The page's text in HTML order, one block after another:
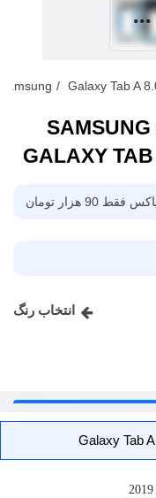
/ Galaxy Tab A
فریم ال سی دی سامسونگ SAMSUNG
GALAXY
هزار تومان
انتخاب رنگ